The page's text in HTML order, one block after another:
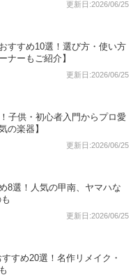
更新日:2026/06/25
すすめ10選！選び方・使い方
ナーもご紹介】
更新日:2026/06/25
子供・初心者入門からプロ愛
の楽器】
更新日:2026/06/25
8選！人気の甲南、ヤマハな
更新日:2026/06/25
すめ20選！名作リメイク・